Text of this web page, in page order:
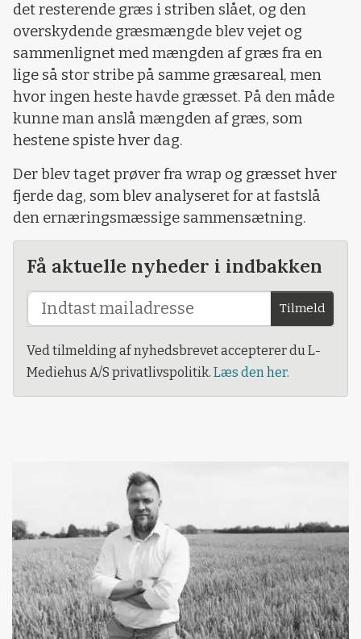
det resterende græs i striben slået, og den
overskydende græsmængde blev vejet og
sammenlignet med mængden af græs fra en
lige så stor stribe på samme græsareal, men
hvor ingen heste havde græsset. På den måde
kunne man anslå mængden af græs, som
hestene spiste hver dag.
Der blev taget prøver fra wrap og græsset hver
fjerde dag, som blev analyseret for at fastslå
den ernæringsmæssige sammensætning.
Få aktuelle nyheder i indbakken
Tilmeld
Ved tilmelding af nyhedsbrevet accepterer du L-
Mediehus A/S privatlivspolitik. Læs den her.